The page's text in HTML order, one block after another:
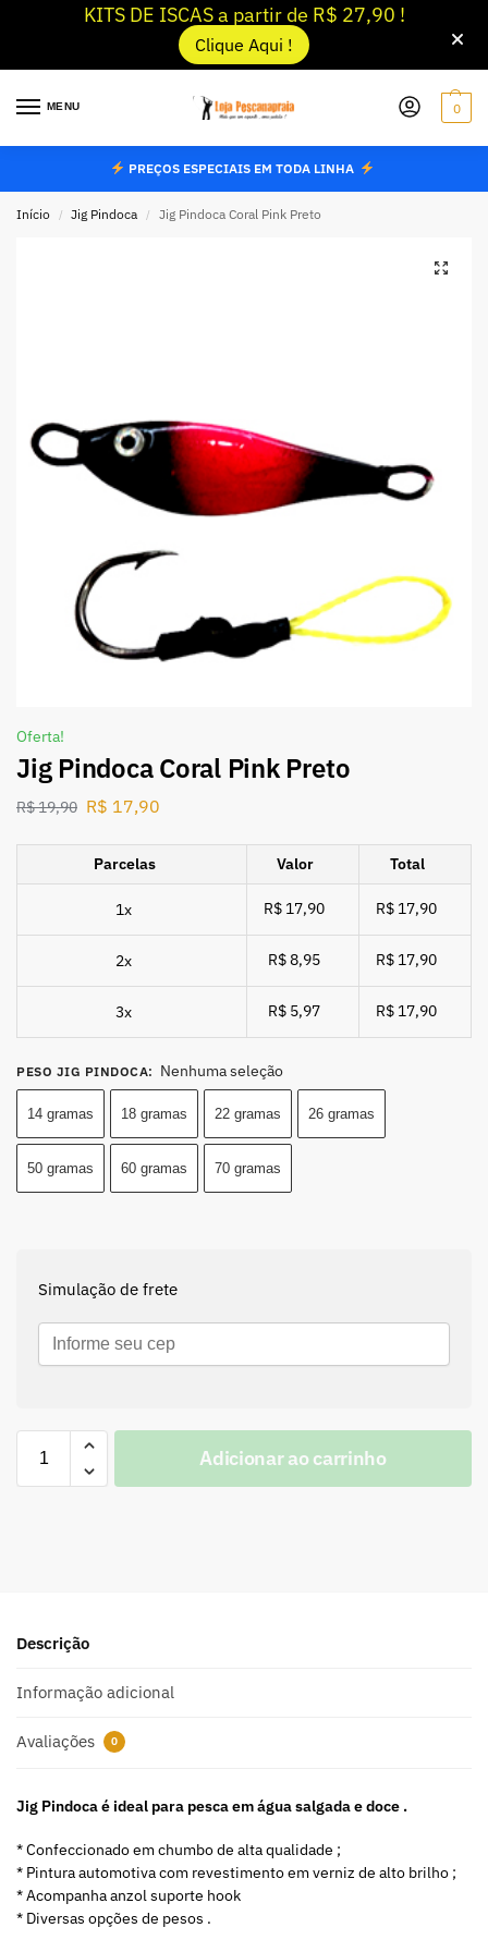
KITS DE ISCAS a partir de R$ 27,90 !
Clique Aqui !
MENU 0
PREÇOS ESPECIAIS EM TODA LINHA
Início / Jig Pindoca / Jig Pindoca Coral Pink Preto
Oferta!
Jig Pindoca Coral Pink Preto
R$19,90 R$ 17,90
Parcelas Valor Total
1x R$ 17,90 R$ 17,90
2x R$ 8,95 R$ 17,90
3x R$ 5,97 R$ 17,90
PESO JIG PINDOCA: Nenhuma seleção
14 gramas 18 gramas 22 gramas 26 gramas
50 gramas 60 gramas 70 gramas
Simulação de frete
Adicionar ao carrinho
a
i
e
Descrição
Informação adicional
Avaliações 0
Jig Pindoca é ideal para pesca em água salgada e doce .
* Confeccionado em chumbo de alta qualidade ;
* Pintura automotiva com revestimento em verniz de alto brilho ;
* Acompanha anzol suporte hook
* Diversas opções de pesos .